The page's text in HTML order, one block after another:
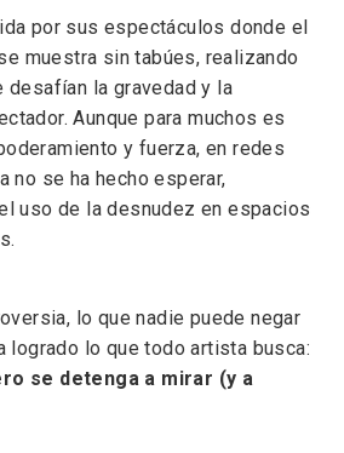
por sus espectáculos donde el
muestra sin tabúes, realizando
la gravedad y la
Aunque para muchos es
y fuerza, en redes
no se ha hecho esperar,
uso de la desnudez en espacios
lo que nadie puede negar
logrado lo que todo artista busca:
se detenga a mirar (y a